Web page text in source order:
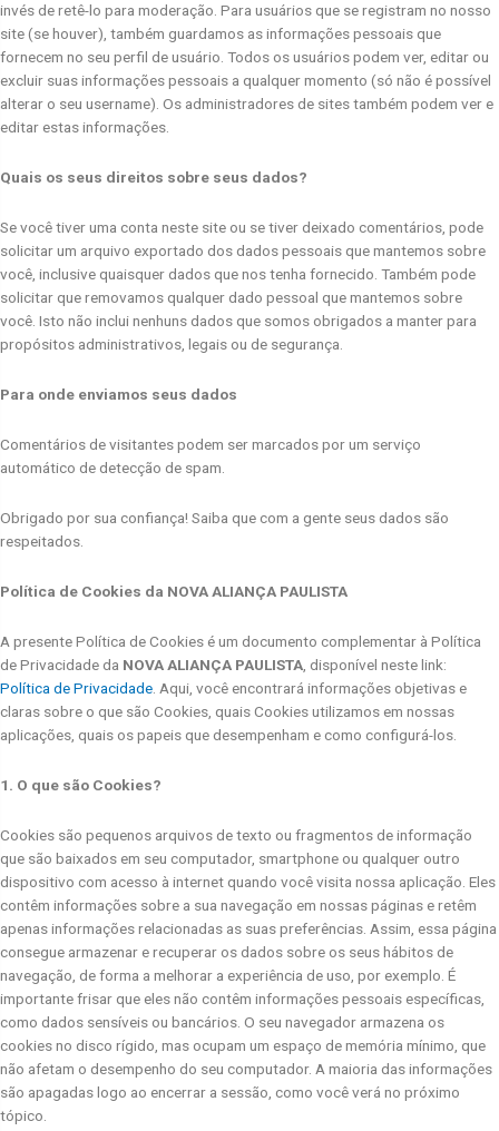
invés de retê-lo para moderação. Para usuários que se registram no nosso
site (se houver), também guardamos as informações pessoais que
fornecem no seu perfil de usuário. Todos os usuários podem ver, editar ou
excluir suas informações pessoais a qualquer momento (só não é possível
alterar o seu username). Os administradores de sites também podem ver e
editar estas informações.
Quais os seus direitos sobre seus dados?
Se você tiver uma conta neste site ou se tiver deixado comentários, pode
solicitar um arquivo exportado dos dados pessoais que mantemos sobre
você, inclusive quaisquer dados que nos tenha fornecido. Também pode
solicitar que removamos qualquer dado pessoal que mantemos sobre
você. Isto não inclui nenhuns dados que somos obrigados a manter para
propósitos administrativos, legais ou de segurança.
Para onde enviamos seus dados
Comentários de visitantes podem ser marcados por um serviço
automático de detecção de spam.
Obrigado por sua confiança! Saiba que com a gente seus dados são
respeitados.
Política de Cookies da NOVA ALIANÇA PAULISTA
A presente Política de Cookies é um documento complementar à Política
de Privacidade da NOVA ALIANÇA PAULISTA , disponível neste link:
Política de Privacidade Aqui, você encontrará informações objetivas e
claras sobre o que são Cookies, quais Cookies utilizamos em nossas
aplicações, quais os papeis que desempenham e como configurá-los.
1. O que são Cookies?
Cookies são pequenos arquivos de texto ou fragmentos de informação
que são baixados em seu computador, smartphone ou qualquer outro
dispositivo com acesso à internet quando você visita nossa aplicação. Eles
contêm informações sobre a sua navegação em nossas páginas e retêm
apenas informações relacionadas as suas preferências. Assim, essa página
consegue armazenar e recuperar os dados sobre os seus hábitos de
navegação, de forma a melhorar a experiência de uso, por exemplo. É
importante frisar que eles não contêm informações pessoais específicas,
como dados sensíveis ou bancários. O seu navegador armazena os
cookies no disco rígido, mas ocupam um espaço de memória mínimo, que
não afetam o desempenho do seu computador. A maioria das informações
são apagadas logo ao encerrar a sessão, como você verá no próximo
tópico.